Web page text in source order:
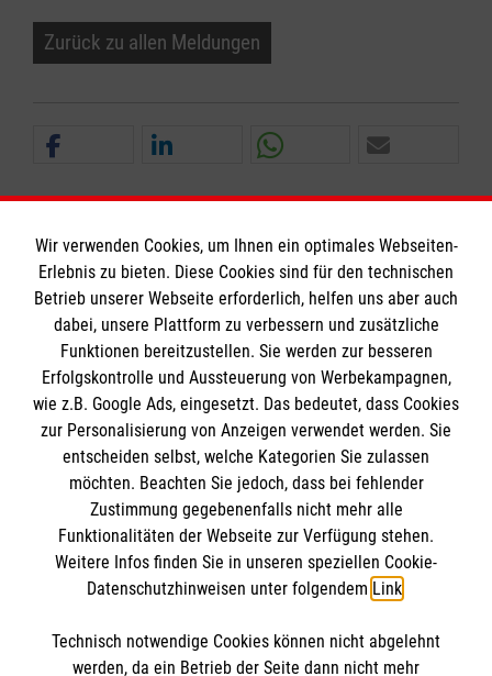
Zurück zu allen Meldungen
Informationen
Impressum
Datenschutz
Barrierefreiheit
Kontakt
Die Malteser
Malteser in Deutschland
Malteserorden
Sharepoint
Spendenkonto
Bank: Pax-Bank für Kirche und Caritas eG
So finden Sie uns
Wir verwenden Cookies, um Ihnen ein optimales Webseiten-
Erlebnis zu bieten. Diese Cookies sind für den technischen
Betrieb unserer Webseite erforderlich, helfen uns aber auch
dabei, unsere Plattform zu verbessern und zusätzliche
Funktionen bereitzustellen. Sie werden zur besseren
Erfolgskontrolle und Aussteuerung von Werbekampagnen,
wie z.B. Google Ads, eingesetzt. Das bedeutet, dass Cookies
zur Personalisierung von Anzeigen verwendet werden. Sie
entscheiden selbst, welche Kategorien Sie zulassen
möchten. Beachten Sie jedoch, dass bei fehlender
Zustimmung gegebenenfalls nicht mehr alle
Funktionalitäten der Webseite zur Verfügung stehen.
Weitere Infos finden Sie in unseren speziellen Cookie-
Datenschutzhinweisen unter folgendem Link.
Technisch notwendige Cookies können nicht abgelehnt
werden, da ein Betrieb der Seite dann nicht mehr